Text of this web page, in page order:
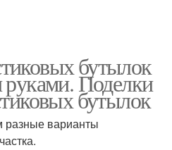
бутылок
руками. Поделки
бутылок
разные варианты